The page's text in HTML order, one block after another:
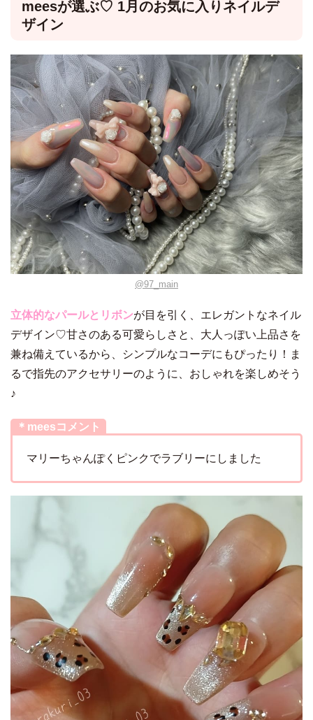
meesが選ぶ♡ 1月のお気に入りネイルデ
ザイン
@97_main
立体的なパールとリボンが目を引く、エレガントなネイル
デザイン♡甘さのある可愛らしさと、大人っぽい上品さを
兼ね備えているから、シンプルなコーデにもぴったり！ま
るで指先のアクセサリーのように、おしゃれを楽しめそう
♪
＊meesコメント
マリーちゃんぽくピンクでラブリーにしました